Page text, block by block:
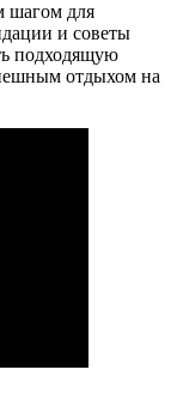
шагом для
и советы
подходящую
отдыхом на